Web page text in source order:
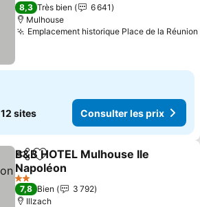
8,3 Très bien
6 641
Mulhouse
Emplacement historique Place de la Réunion
12 sites Consulter les prix
PartagerAjouter à mes favoris
B&B HOTEL Mulhouse Ile
Napoléon
Consulter les prix
2 Étoiles
7,8 Bien
3 792
Illzach